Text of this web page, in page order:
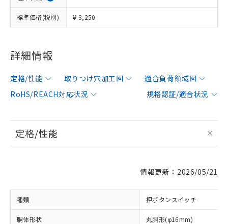
標準価格(税別) ¥ 3,250
詳細情報
定格/性能 取りつけ穴加工図
適合負荷領域図
RoHS/REACH対応状況
規格認証/適合状況
定格/性能
情報更新：2026/05/21
種類 押ボタンスイッチ
胴体形状 丸胴形(φ16mm)